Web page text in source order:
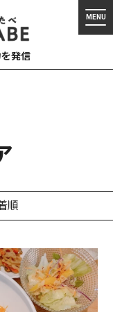
発信
順